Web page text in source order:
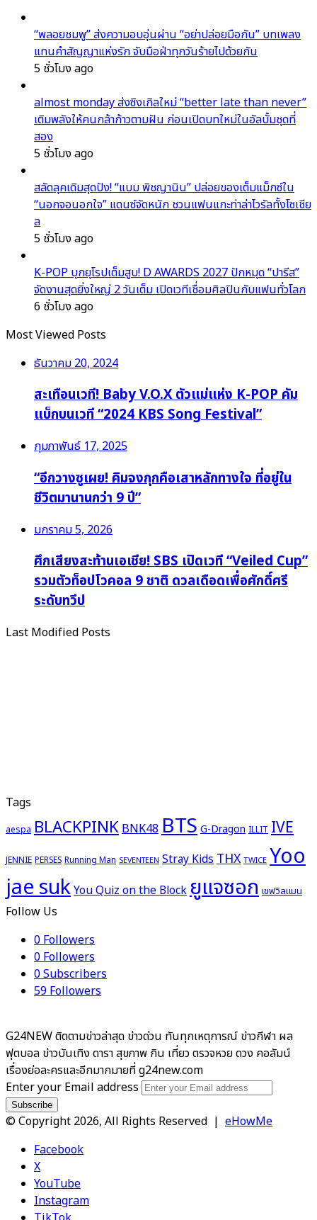
“พลอยชมพู” ส่งความอบอุ่นผ่าน “อย่าปล่อยมือกัน” บทเพลง
แทนคำสัญญาแห่งรัก จับมือฝ่าทุกวันร้ายไปด้วยกัน
5 ชั่วโมง ago
almost monday ส่งซิงเกิลใหม่ “better late than never”
เติมพลังให้คนกล้าก้าวตามฝัน ก่อนเปิดบทใหม่ในอัลบั้มชุดที่
สอง
5 ชั่วโมง ago
สลัดลุคเดิมสุดปัง! “แบม พิชญานิน” ปล่อยของเต็มแม็กซ์ใน
“นอกจอนอกใจ” แดนซ์จัดหนัก ชวนแฟนแกะท่าล่าไวรัลทั้งโซเชีย
ล
5 ชั่วโมง ago
K-POP บุกยุโรปเต็มสูบ! D AWARDS 2027 ปักหมุด “ปารีส”
จัดงานสุดยิ่งใหญ่ 2 วันเต็ม เปิดเวทีเชื่อมศิลปินกับแฟนทั่วโลก
6 ชั่วโมง ago
Most Viewed Posts
ธันวาคม 20, 2024
สะเทือนเวที! Baby V.O.X ตัวแม่แห่ง K-POP คัม
แบ็กบนเวที “2024 KBS Song Festival”
กุมภาพันธ์ 17, 2025
“อีกวางซูเผย! คิมจงกุกคือเสาหลักทางใจ ที่อยู่ใน
ชีวิตมานานกว่า 9 ปี”
มกราคม 5, 2026
ศึกเสียงสะท้านเอเชีย! SBS เปิดเวที “Veiled Cup”
รวมตัวท็อปโวคอล 9 ชาติ ดวลเดือดเพื่อศักดิ์ศรี
ระดับทวีป
Last Modified Posts
Tags
aespa BLACKPINKBNK48BTSG-Dragon ILLIT IVE
JENNIE PERSES Running Man SEVENTEEN Stray KidsTHX TWICE Yoo
jae sukYou Quiz on the Blockยูแจซอก เชฟวิลแมน
Follow Us
0Followers
0Followers
0Subscribers
59Followers
G24NEW ติดตามข่าวล่าสุด ข่าวด่วน ทันทุกเหตุการณ์ ข่าวกีฬา ผล
ฟุตบอล ข่าวบันเทิง ดารา สุขภาพ กิน เที่ยว ตรวจหวย ดวง คอลัมน์
เรื่องย่อละครและอีกมากมายที่ g24new.com
Enter your Email address
© Copyright 2026, All Rights Reserved | eHowMe
Facebook
X
YouTube
Instagram